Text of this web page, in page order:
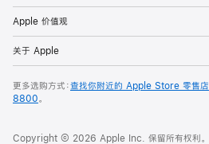
Apple 价值观
关于 Apple
更多选购方式：查找你附近的 Apple Store 零售店
8800。
Copyright © 2026 Apple Inc. 保留所有权利。